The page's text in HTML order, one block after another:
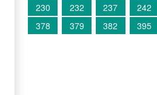
230
232 237 242
378
379 382 395